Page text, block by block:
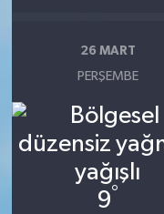
26 MART
PERŞEMBE
9°